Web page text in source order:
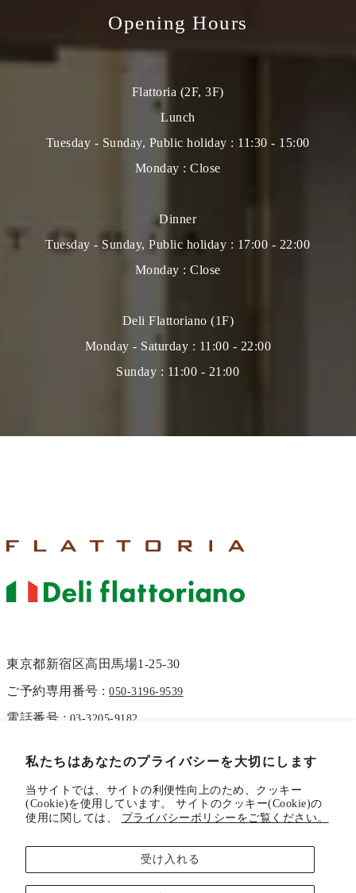
私たちはあなたのプライバシーを大切にします
当サイトでは、サイトの利便性向上のため、クッキー
(Cookie)を使用しています。 サイトのクッキー(Cookie)の
使用に関しては、 プライバシーポリシーをご覧ください。
受け入れる
Opening Hours
Flattoria (2F, 3F)
Lunch
Tuesday - Sunday, Public holiday : 11:30 - 15:00
Monday : Close
Dinner
Tuesday - Sunday, Public holiday : 17:00 - 22:00
Monday : Close
Deli Flattoriano (1F)
Monday - Saturday : 11:00 - 22:00
Sunday : 11:00 - 21:00
東京都新宿区高田馬場1-25-30
ご予約専用番号 :050-3196-9539
電話番号 : 03-3205-9182
メルマガのご登録
利用規約
特定商取引法に基づく表示
プライバシーポリシー
返金ポリシー